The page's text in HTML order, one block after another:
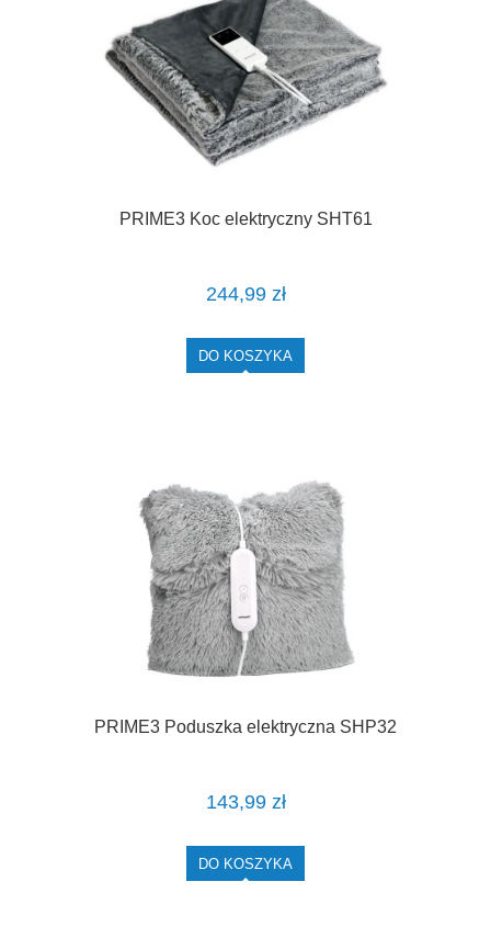
PRIME3 Koc elektryczny SHT61
244,99 zł
DO KOSZYKA
PRIME3 Poduszka elektryczna SHP32
143,99 zł
DO KOSZYKA